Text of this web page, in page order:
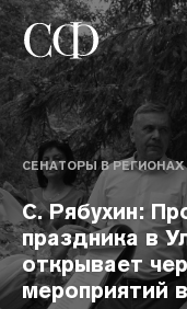
СЕНАТОРЫ В РЕГИОНАХ
С. Рябухин:
праздника в
открывает
мероприятий